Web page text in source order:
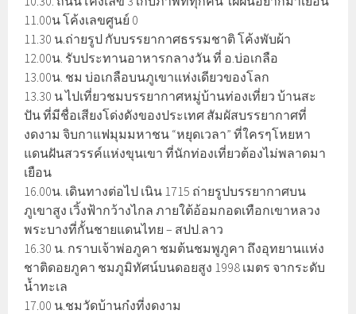
11.00น โค้งเลขศูนย์ 0
11.30 น.ถ่ายรูป กับบรรยากาศธรรมชาติ โค้งพับผ้า
12.00น. รับประทานอาหารกลางวัน ที่ อ.บ่อเกลือ
13.00น. ชม บ่อเกลือบนภูเขาแห่งเดียวของโลก
13.30 น ไปเที่ยวชมบรรยากาศหมู่บ้านท่องเที่ยว บ้านสะ
ปัน ที่มีชื่อเสียงโด่งดังของประเทศ สัมผัสบรรยากาศที่
งดงาม จิบกาแฟมุมมหาชน “หยุดเวลา” ที่ใครๆโหยหา
แดนฝันสวรรค์แห่งขุนเขา ที่นักท่องเที่ยวต้องไม่พลาดมา
เยือน
16.00น. เดินทางต่อไป เนิน 1715 ถ่ายรูปบรรยากาศบน
ภูเขาสูง เวิ้งฟ้ากว้างไกล ภายใต้อ้อมกอดเทือกเขาหลวง
พระบางที่กั้นชายแดนไทย – สปป.ลาว
16.30 น. กราบเจ้าพ่อภูคา ชมต้นชมพูภูคา ถึงอุทยานแห่ง
ชาติดอยภูคา ชมภูมิทัศน์บนดอยสูง 1998 เมตร จากระดับ
น้ำทะเล
17.00 น.ชมวัดบ้านก๋งที่งดงาม